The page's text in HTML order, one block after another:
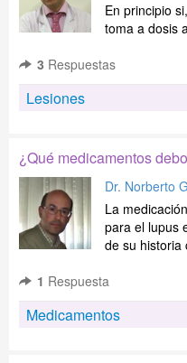
En principio
toma a dosis
3 Respuestas
Lesiones
¿Qué medicamentos
Dr. Norberto
La
para el lupus
de su historia
1 Respuesta
Medicamentos